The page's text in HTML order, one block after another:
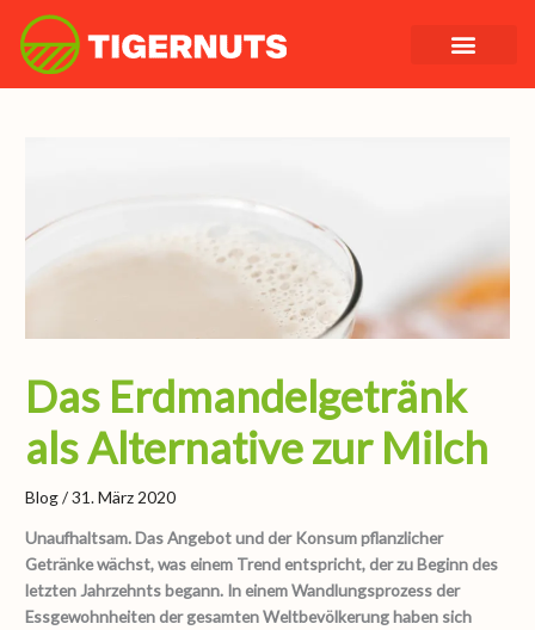
Inhalt
springen
Das Erdmandelgetränk
als Alternative zur Milch
Blog/31. März 2020
Unaufhaltsam. Das Angebot und der Konsum pflanzlicher
Getränke wächst, was einem Trend entspricht, der zu Beginn des
letzten Jahrzehnts begann. In einem Wandlungsprozess der
Essgewohnheiten der gesamten Weltbevölkerung haben sich